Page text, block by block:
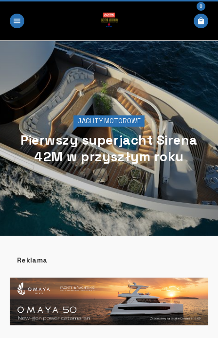
0
JACHTY MOTOROWE
Pierwszy superjacht Sirena
42M w przyszłym roku
Reklama